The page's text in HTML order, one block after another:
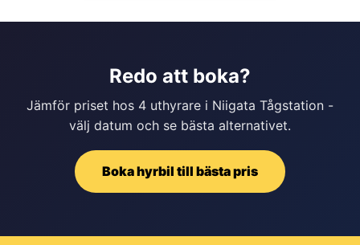
Redo att boka?
Jämför priset hos 4 uthyrare i Niigata Tågstation -
välj datum och se bästa alternativet.
Boka hyrbil till bästa pris